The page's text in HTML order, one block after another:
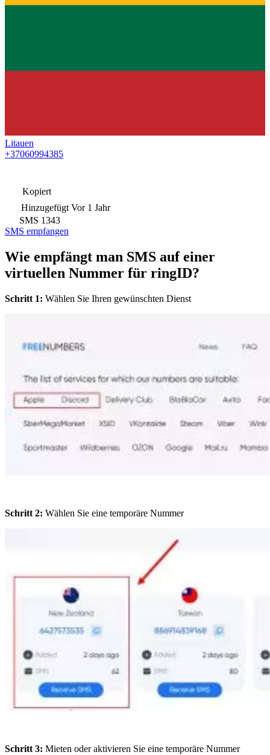
Litauen
+37060994385
Kopiert
Hinzugefügt Vor 1 Jahr
SMS 1343
SMS empfangen
Wie empfängt man SMS auf einer
virtuellen Nummer für ringID?
Schritt 1: Wählen Sie Ihren gewünschten Dienst
Schritt 2: Wählen Sie eine temporäre Nummer
Schritt 3: Mieten oder aktivieren Sie eine temporäre Nummer